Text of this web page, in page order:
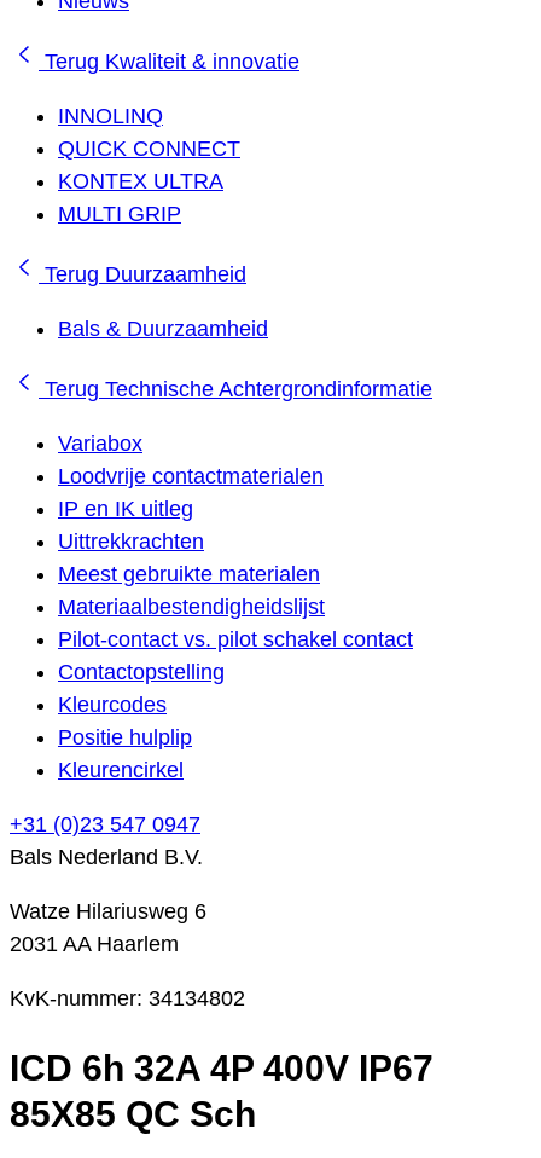
Terug Kwaliteit & innovatie
INNOLINQ
QUICK CONNECT
KONTEX ULTRA
MULTI GRIP
Terug Duurzaamheid
Bals & Duurzaamheid
Terug Technische Achtergrondinformatie
Variabox
Loodvrije contactmaterialen
IP en IK uitleg
Uittrekkrachten
Meest gebruikte materialen
Materiaalbestendigheidslijst
Pilot-contact vs. pilot schakel contact
Contactopstelling
Kleurcodes
Positie hulplip
Kleurencirkel
+31 (0)23 547 0947
Bals Nederland B.V.
Watze Hilariusweg 6
2031 AA Haarlem
KvK-nummer: 34134802
ICD 6h 32A 4P 400V IP67
85X85 QC Sch